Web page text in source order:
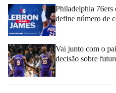
Philadelphia
define número de
Vai junto com o
decisão sobre